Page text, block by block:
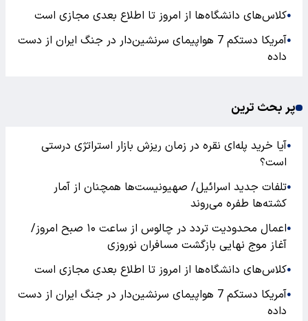
●کلاس‌های دانشگاه‌ها از امروز تا اطلاع بعدی مجازی است
●
آمریکا دستکم 7 هواپیمای سرنشین‌دار در جنگ ایران از دست
داده
پر بحث ترین
●آیا خرید پله‌ای نقره در زمان ریزش بازار استراتژی درستی
است؟
●تلفات جدید اسرائیل/ صهیونیست‌ها همچنان از آمار
کشته‌ها طفره می‌روند
●
اعمال محدودیت تردد در چالوس از ساعت ۱۰ صبح امروز/
آغاز موج نهایی بازگشت مسافران نوروزی
●کلاس‌های دانشگاه‌ها از امروز تا اطلاع بعدی مجازی است
●
آمریکا دستکم 7 هواپیمای سرنشین‌دار در جنگ ایران از دست
داده